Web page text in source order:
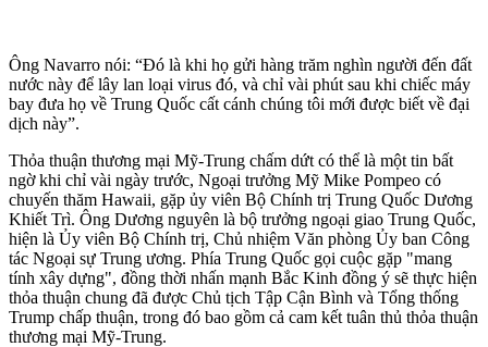
Ông Navarro nói: “Đó là khi họ gửi hàng trăm nghìn người đến đất
nước này để lây lan loại virus đó, và chỉ vài phút sau khi chiếc máy
bay đưa họ về Trung Quốc cất cánh chúng tôi mới được biết về đại
dịch này”.
Thỏa thuận thương mại Mỹ-Trung chấm dứt có thể là một tin bất
ngờ khi chỉ vài ngày trước, Ngoại trưởng Mỹ Mike Pompeo có
chuyến thăm Hawaii, gặp ủy viên Bộ Chính trị Trung Quốc Dương
Khiết Trì. Ông Dương nguyên là bộ trưởng ngoại giao Trung Quốc,
hiện là Ủy viên Bộ Chính trị, Chủ nhiệm Văn phòng Ủy ban Công
tác Ngoại sự Trung ương. Phía Trung Quốc gọi cuộc gặp "mang
tính xây dựng", đồng thời nhấn mạnh Bắc Kinh đồng ý sẽ thực hiện
thỏa thuận chung đã được Chủ tịch Tập Cận Bình và Tổng thống
Trump chấp thuận, trong đó bao gồm cả cam kết tuân thủ thỏa thuận
thương mại Mỹ-Trung.